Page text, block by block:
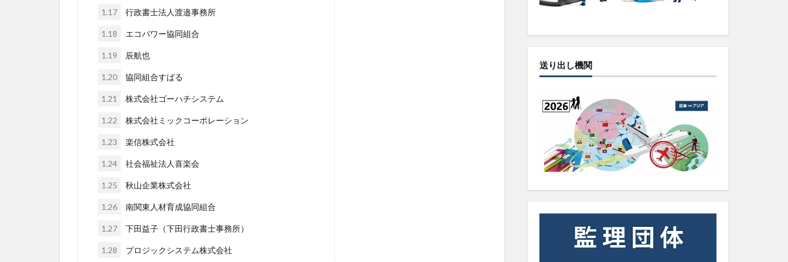
1.17 行政書士法人渡邉事務所
1.18 エコパワー協同組合
1.19 辰航也
1.20 協同組合すばる
1.21 株式会社ゴーハチシステム
1.22 株式会社ミックコーポレーション
1.23 楽信株式会社
1.24 社会福祉法人喜楽会
1.25 秋山企業株式会社
1.26 南関東人材育成協同組合
1.27 下田益子（下田行政書士事務所）
1.28 プロジックシステム株式会社
送り出し機関